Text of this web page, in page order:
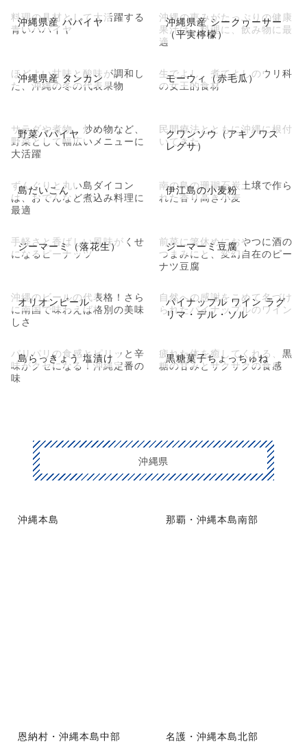
沖縄県産 パパイヤ
料理の具材として大活躍する
青いパパイヤ
沖縄県産 シークヮーサー
（平実檸檬）
沖縄の恵みがたっぷりの健康
果汁は、料理に、飲み物に最
適
沖縄県産 タンカン
ほどよい甘味と酸味が調和し
た、沖縄の冬の代表果物
モーウィ（赤毛瓜）
生でよし、煮てよしのウリ科
の女王的食材
野菜パパイヤ
サラダや煮物、炒め物など、
野菜として幅広いメニューに
大活躍
クワンソウ（アキノワス
レグサ）
民間療法とともに沖縄に根付
いてきた
島だいこん
ずんぐりと丸い島ダイコン
は、おでんなど煮込み料理に
最適
伊江島の小麦粉
南の島の珊瑚石炭土壌で作ら
れた香り高き小麦
ジーマーミ（落花生）
手軽さと香ばしい風味がくせ
になるピーナッツ
ジーマーミ豆腐
前菜に箸休めにおやつに酒の
つまみにと、変幻自在のピー
ナツ豆腐
オリオンビール
沖縄のビールの代表格！さら
に南国で味わえば格別の美味
しさ
パイナップル ワイン ラグ
リマ・デル・ソル
自然への感謝をこめて名づけ
られたパイナップルのワイン
島らっきょう 塩漬け
パリパリの食感とピリッと辛
味がクセになる！沖縄定番の
味
黒糖菓子ちょっちゅね
疲れた体を癒してくれる、黒
糖の甘みとサクサクの食感
沖縄県
沖縄本島 那覇・沖縄本島南部
恩納村・沖縄本島中部 名護・沖縄本島北部